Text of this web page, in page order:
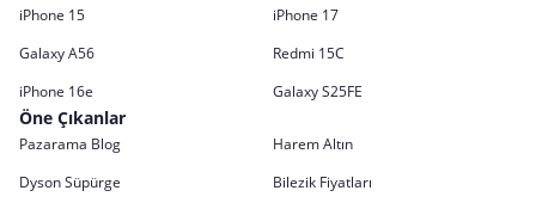
iPhone 15
iPhone 17
Galaxy A56
Redmi 15C
iPhone 16e
Galaxy S25FE
Öne Çıkanlar
Pazarama Blog
Harem Altın
Dyson Süpürge
Bilezik Fiyatları